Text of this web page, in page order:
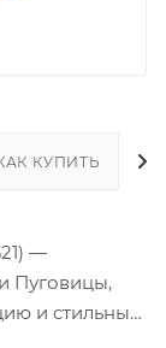
КУПИТЬ
—
Пуговицы,
и стильный